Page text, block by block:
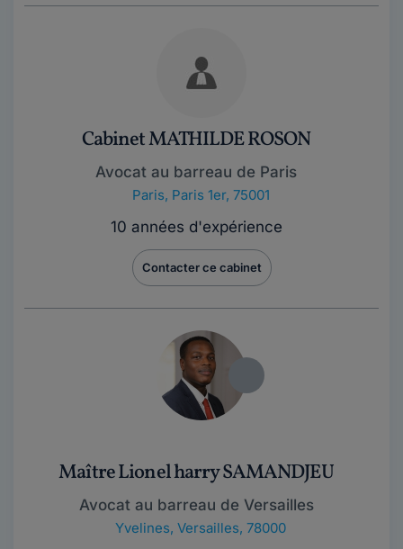
Cabinet MATHILDE ROSON
Avocat au barreau de Paris
Paris, Paris 1er, 75001
10 années d'expérience
Contacter ce cabinet
Maître Lionel harry SAMANDJEU
Avocat au barreau de Versailles
Yvelines, Versailles, 78000